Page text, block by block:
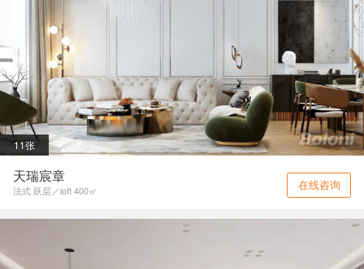
11张
天瑞宸章
法式 跃层／loft 400㎡ 在线咨询